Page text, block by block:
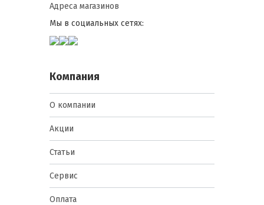
Адреса магазинов
Мы в социальных сетях:
Компания
О компании
Акции
Статьи
Сервис
Оплата